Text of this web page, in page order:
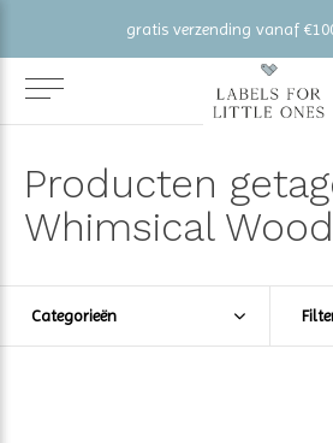
gratis verzending vanaf €100
Producten
Whimsical
Categorieën